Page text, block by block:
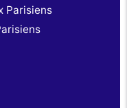
Parisiens